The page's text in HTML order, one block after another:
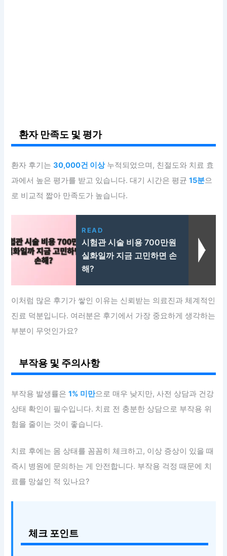
환자 만족도 및 평가
환자 후기는30,000건 이상누적되었으며, 친절도와 치료 효
과에서 높은 평가를 받고 있습니다. 대기 시간은 평균15분으
로 비교적 짧아 만족도가 높습니다.
READ
시험관 시술 비용 700만원
실화일까 지금 고민하면 손
해?
이처럼 많은 후기가 쌓인 이유는 신뢰받는 의료진과 체계적인
진료 덕분입니다. 여러분은 후기에서 가장 중요하게 생각하는
부분이 무엇인가요?
부작용 및 주의사항
부작용 발생률은1% 미만으로 매우 낮지만, 사전 상담과 건강
상태 확인이 필수입니다. 치료 전 충분한 상담으로 부작용 위
험을 줄이는 것이 좋습니다.
치료 후에는 몸 상태를 꼼꼼히 체크하고, 이상 증상이 있을 때
즉시 병원에 문의하는 게 안전합니다. 부작용 걱정 때문에 치
료를 망설인 적 있나요?
체크 포인트